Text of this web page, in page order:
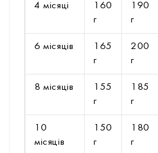
4 місяці
160
г
190
г
6 місяців
165
г
200
г
8 місяців
155
г
185
г
10
місяців
150
г
180
г